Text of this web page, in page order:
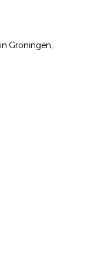
Groningen,.